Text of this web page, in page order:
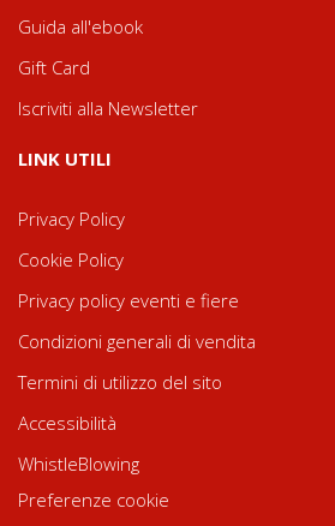
Guida all'ebook
Gift Card
Iscriviti alla Newsletter
LINK UTILI
Privacy Policy
Cookie Policy
Privacy policy eventi e fiere
Condizioni generali di vendita
Termini di utilizzo del sito
Accessibilità
WhistleBlowing
Preferenze cookie